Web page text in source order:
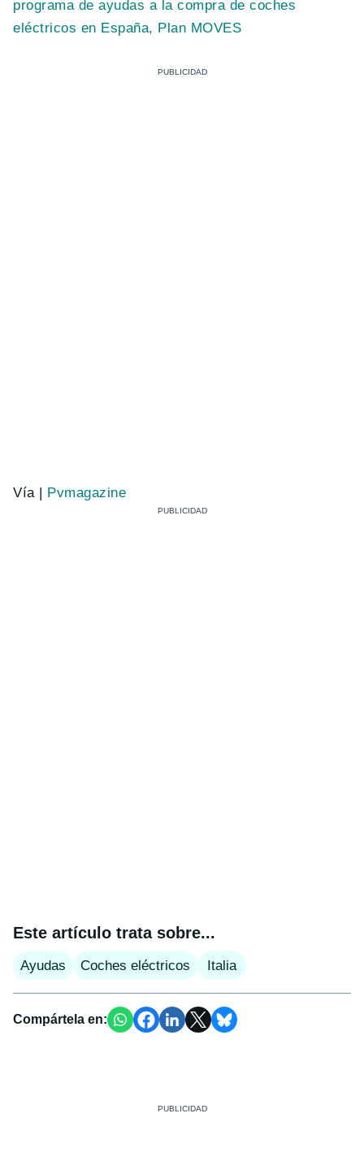
programa de ayudas a la compra de coches
eléctricos en España, Plan MOVES
Vía | Pvmagazine
Este artículo trata sobre...
Ayudas Coches eléctricos Italia
Compártela en: